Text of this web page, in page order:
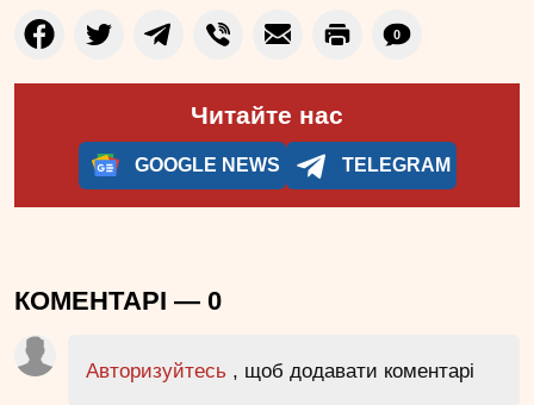
0
Читайте нас
GOOGLE NEWS TELEGRAM
КОМЕНТАРІ — 0
Авторизуйтесь , щоб додавати коментарі